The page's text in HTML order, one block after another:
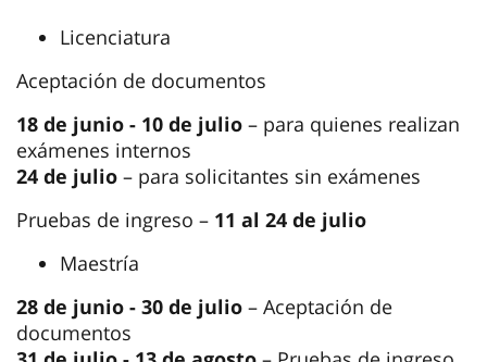
Anterior
Campaña de admisión –
2021
Aceptación de documentos